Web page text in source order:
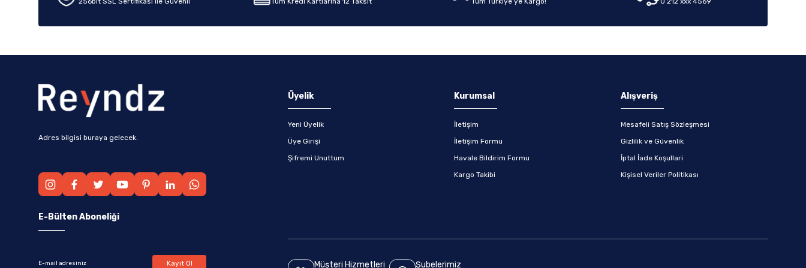
Adres bilgisi buraya gelecek.
Üyelik
Yeni Üyelik
Üye Girişi
Şifremi Unuttum
Kurumsal
İletişim
İletişim Formu
Havale Bildirim Formu
Kargo Takibi
Alışveriş
Mesafeli Satış Sözleşmesi
Gizlilik ve Güvenlik
İptal İade Koşullari
Kişisel Veriler Politikası
E-Bülten Aboneliği
Kayıt Ol Müşteri Hizmetleri Şubelerimiz